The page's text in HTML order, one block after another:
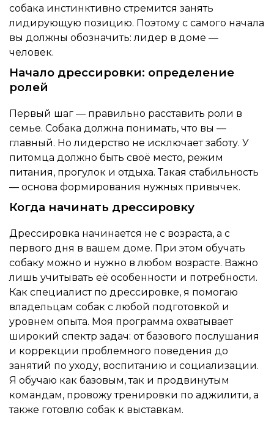
собака инстинктивно стремится занять
лидирующую позицию. Поэтому с самого начала
вы должны обозначить: лидер в доме —
человек.
Начало дрессировки: определение
ролей
Первый шаг — правильно расставить роли в
семье. Собака должна понимать, что вы —
главный. Но лидерство не исключает заботу. У
питомца должно быть своё место, режим
питания, прогулок и отдыха. Такая стабильность
— основа формирования нужных привычек.
Когда начинать дрессировку
Дрессировка начинается не с возраста, а с
первого дня в вашем доме. При этом обучать
собаку можно и нужно в любом возрасте. Важно
лишь учитывать её особенности и потребности.
Как специалист по дрессировке, я помогаю
владельцам собак с любой подготовкой и
уровнем опыта. Моя программа охватывает
широкий спектр задач: от базового послушания
и коррекции проблемного поведения до
занятий по уходу, воспитанию и социализации.
Я обучаю как базовым, так и продвинутым
командам, провожу тренировки по аджилити, а
также готовлю собак к выставкам.